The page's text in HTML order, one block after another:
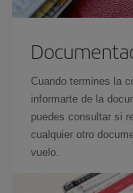
Cuando termines la
informarte de la
puedes consultar si
cualquier otro
vuelo.